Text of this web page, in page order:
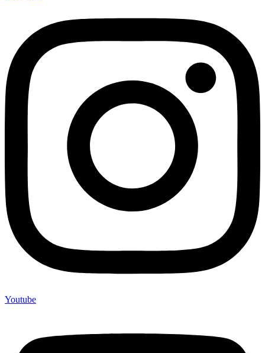
Youtube